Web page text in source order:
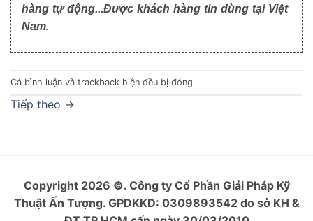
hàng tự động...Được khách hàng tin dùng tại Việt
Nam.
Cả bình luận và trackback hiện đều bị đóng.
Tiếp theo →
Copyright 2026 ©. Công ty Cổ Phần Giải Pháp Kỹ
Thuật Ấn Tượng. GPDKKD: 0309893542 do sở KH &